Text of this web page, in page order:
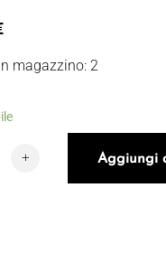
magazzino: 2
Gewurztraminer 2019
Aggiungi